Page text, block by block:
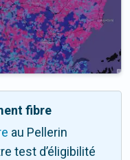
fibre
au Pellerin
test d’éligibilité